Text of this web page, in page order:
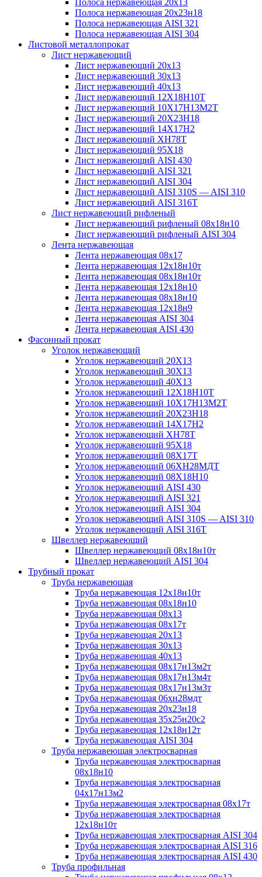
Полоса нержавеющая 20х13
Полоса нержавеющая 20х23н18
Полоса нержавеющая AISI 321
Полоса нержавеющая AISI 304
Листовой металлопрокат
Лист нержавеющий
Лист нержавеющий 20х13
Лист нержавеющий 30х13
Лист нержавеющий 40х13
Лист нержавеющий 12Х18Н10Т
Лист нержавеющий 10Х17Н13М2T
Лист нержавеющий 20Х23Н18
Лист нержавеющий 14Х17Н2
Лист нержавеющий ХН78Т
Лист нержавеющий 95Х18
Лист нержавеющий AISI 430
Лист нержавеющий AISI 321
Лист нержавеющий AISI 304
Лист нержавеющий AISI 310S — AISI 310
Лист нержавеющий AISI 316T
Лист нержавеющий рифленый
Лист нержавеющий рифленый 08х18н10
Лист нержавеющий рифленый AISI 304
Лента нержавеющая
Лента нержавеющая 08х17
Лента нержавеющая 12х18н10т
Лента нержавеющая 08х18н10т
Лента нержавеющая 12х18н10
Лента нержавеющая 08х18н10
Лента нержавеющая 12х18н9
Лента нержавеющая AISI 304
Лента нержавеющая AISI 430
Фасонный прокат
Уголок нержавеющий
Уголок нержавеющий 20Х13
Уголок нержавеющий 30Х13
Уголок нержавеющий 40Х13
Уголок нержавеющий 12Х18Н10Т
Уголок нержавеющий 10Х17Н13М2T
Уголок нержавеющий 20Х23Н18
Уголок нержавеющий 14Х17Н2
Уголок нержавеющий ХН78Т
Уголок нержавеющий 95Х18
Уголок нержавеющий 08Х17Т
Уголок нержавеющий 06ХН28МДТ
Уголок нержавеющий 08Х18Н10
Уголок нержавеющий AISI 430
Уголок нержавеющий AISI 321
Уголок нержавеющий AISI 304
Уголок нержавеющий AISI 310S — AISI 310
Уголок нержавеющий AISI 316T
Швеллер нержавеющий
Швеллер нержавеющий 08х18н10т
Швеллер нержавеющий AISI 304
Трубный прокат
Труба нержавеющая
Труба нержавеющая 12х18н10т
Труба нержавеющая 08х18н10
Труба нержавеющая 08х13
Труба нержавеющая 08х17т
Труба нержавеющая 20х13
Труба нержавеющая 30х13
Труба нержавеющая 40х13
Труба нержавеющая 08х17н13м2т
Труба нержавеющая 08х17н13м4т
Труба нержавеющая 08х17н13м3т
Труба нержавеющая 06хн28мдт
Труба нержавеющая 20х23н18
Труба нержавеющая 35х25н20с2
Труба нержавеющая 12х18н12т
Труба нержавеющая AISI 304
Труба нержавеющая электросварная
Труба нержавеющая электросварная
08х18н10
Труба нержавеющая электросварная
04х17н13м2
Труба нержавеющая электросварная 08х17т
Труба нержавеющая электросварная
12х18н10т
Труба нержавеющая электросварная AISI 304
Труба нержавеющая электросварная AISI 316
Труба нержавеющая электросварная AISI 430
Труба профильная